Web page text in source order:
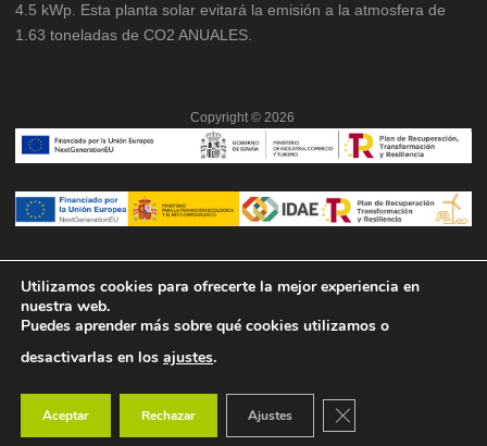
4.5 kWp. Esta planta solar evitará la emisión a la atmosfera de
1.63 toneladas de CO2 ANUALES.
Copyright © 2026
Utilizamos cookies para ofrecerte la mejor experiencia en
nuestra web.
Puedes aprender más sobre qué cookies utilizamos o
desactivarlas en los ajustes.
Aceptar Rechazar Ajustes Cerrar el banner de